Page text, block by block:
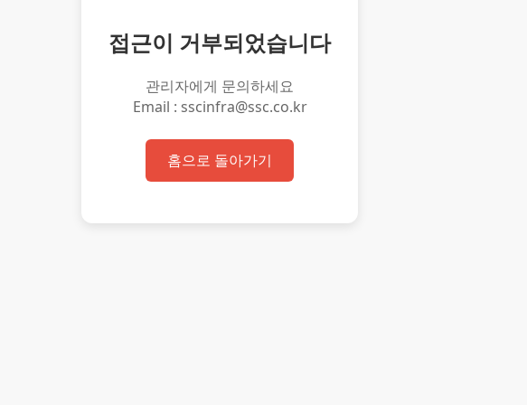
접근이 거부되었습니다
관리자에게 문의하세요
Email : sscinfra@ssc.co.kr
홈으로 돌아가기